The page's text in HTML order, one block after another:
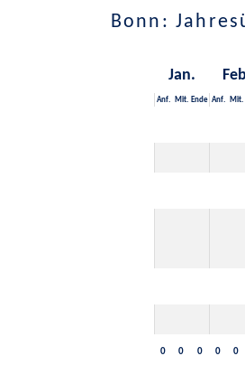
Bonn:
Jan.
Anf. Mit. Ende Anf. Mit.
0 0 0 0 0